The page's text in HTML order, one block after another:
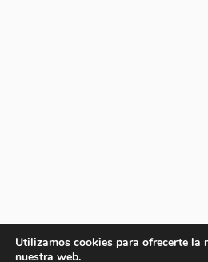
Utilizamos cookies para ofrecerte la
nuestra web.